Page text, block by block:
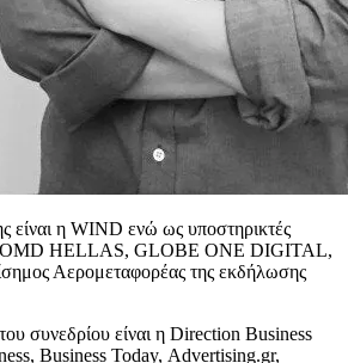
είναι η WIND ενώ ως υποστηρικτές
OMD HELLAS, GLOBE ONE DIGITAL,
Αερομεταφορέας της εκδήλωσης
συνεδρίου είναι η Direction Business
Business Today, Αdvertising.gr,